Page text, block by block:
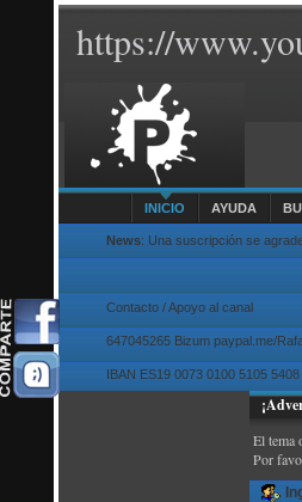
https://
INICIO AYUDA
News: Una suscripción se
Contacto / Apoyo al canal
647045265 Bizum paypal.me/
IBAN ES19 0073 0100 5105
El tema
Por